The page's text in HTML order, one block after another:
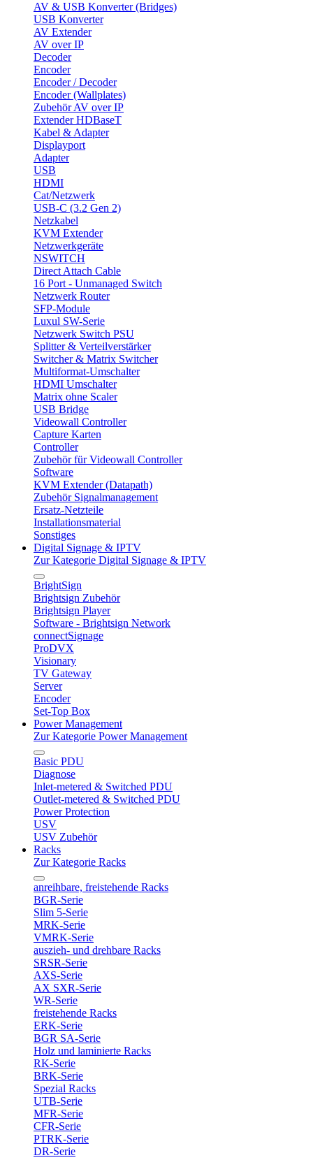
AV & USB Konverter (Bridges)
USB Konverter
AV Extender
AV over IP
Decoder
Encoder
Encoder / Decoder
Encoder (Wallplates)
Zubehör AV over IP
Extender HDBaseT
Kabel & Adapter
Displayport
Adapter
USB
HDMI
Cat/Netzwerk
USB-C (3.2 Gen 2)
Netzkabel
KVM Extender
Netzwerkgeräte
NSWITCH
Direct Attach Cable
16 Port - Unmanaged Switch
Netzwerk Router
SFP-Module
Luxul SW-Serie
Netzwerk Switch PSU
Splitter & Verteilverstärker
Switcher & Matrix Switcher
Multiformat-Umschalter
HDMI Umschalter
Matrix ohne Scaler
USB Bridge
Videowall Controller
Capture Karten
Controller
Zubehör für Videowall Controller
Software
KVM Extender (Datapath)
Zubehör Signalmanagement
Ersatz-Netzteile
Installationsmaterial
Sonstiges
Digital Signage & IPTV
Zur Kategorie Digital Signage & IPTV
BrightSign
Brightsign Zubehör
Brightsign Player
Software - Brightsign Network
connectSignage
ProDVX
Visionary
TV Gateway
Server
Encoder
Set-Top Box
Power Management
Zur Kategorie Power Management
Basic PDU
Diagnose
Inlet-metered & Switched PDU
Outlet-metered & Switched PDU
Power Protection
USV
USV Zubehör
Racks
Zur Kategorie Racks
anreihbare, freistehende Racks
BGR-Serie
Slim 5-Serie
MRK-Serie
VMRK-Serie
auszieh- und drehbare Racks
SRSR-Serie
AXS-Serie
AX SXR-Serie
WR-Serie
freistehende Racks
ERK-Serie
BGR SA-Serie
Holz und laminierte Racks
RK-Serie
BRK-Serie
Spezial Racks
UTB-Serie
MFR-Serie
CFR-Serie
PTRK-Serie
DR-Serie